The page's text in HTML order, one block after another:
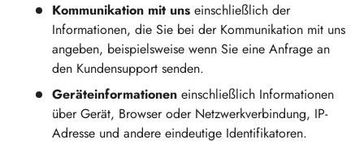
Kommunikation mit uns einschließlich der
Informationen, die Sie bei der Kommunikation mit uns
angeben, beispielsweise wenn Sie eine Anfrage an
den Kundensupport senden.
Geräteinformationen einschließlich Informationen
über Gerät, Browser oder Netzwerkverbindung, IP-
Adresse und andere eindeutige Identifikatoren.